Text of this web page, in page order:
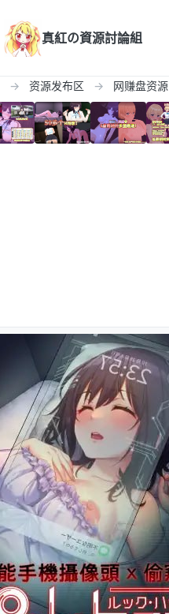
真紅の資源討論組
资源发布区 网赚盘资源